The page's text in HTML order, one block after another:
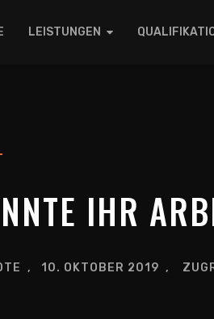
LEISTUNGEN
IHR
10. OKTOBER 2019